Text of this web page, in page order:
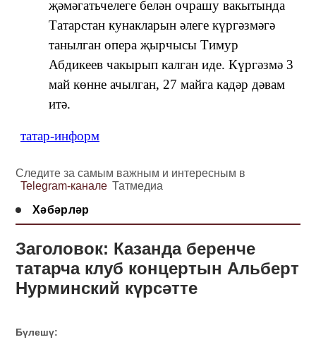
җәмәгатьчелеге белән очрашу вакытында
Татарстан кунакларын әлеге күргәзмәгә
танылган опера җырчысы Тимур
Абдикеев чакырып калган иде. Күргәзмә 3
май көнне ачылган, 27 майга кадәр дәвам
итә.
татар-информ
Следите за самым важным и интересным в
Telegram-канале Татмедиа
Хәбәрләр
Заголовок: Казанда беренче
татарча клуб концертын Альберт
Нурминский күрсәтте
Бүлешү: